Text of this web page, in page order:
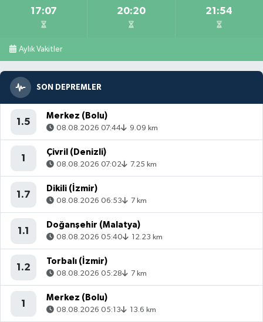
17:07 20:20 21:54
Aylık Vakitler
SON DEPREMLER
1.5
Merkez (Bolu)
08.08.2026 07:44 9.09 km
1
Çivril (Denizli)
08.08.2026 07:02 7.25 km
1.7
Dikili (İzmir)
08.08.2026 06:53 7 km
1.1
Doğanşehir (Malatya)
08.08.2026 05:40 12.23 km
1.2
Torbalı (İzmir)
08.08.2026 05:28 7 km
1
Merkez (Bolu)
08.08.2026 05:13 13.6 km